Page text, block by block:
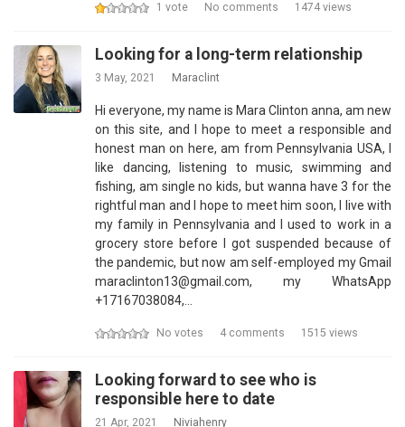
1 vote No comments 1474 views
Looking for a long-term relationship
3 May, 2021 Maraclint
Hi everyone, my name is Mara Clinton anna, am new
on this site, and I hope to meet a responsible and
honest man on here, am from Pennsylvania USA, I
like dancing, listening to music, swimming and
fishing, am single no kids, but wanna have 3 for the
rightful man and I hope to meet him soon, I live with
my family in Pennsylvania and I used to work in a
grocery store before I got suspended because of
the pandemic, but now am self-employed my Gmail
maraclinton13@gmail.com, my WhatsApp
+17167038084,…
No votes 4 comments 1515 views
Looking forward to see who is
responsible here to date
21 Apr, 2021 Niviahenry